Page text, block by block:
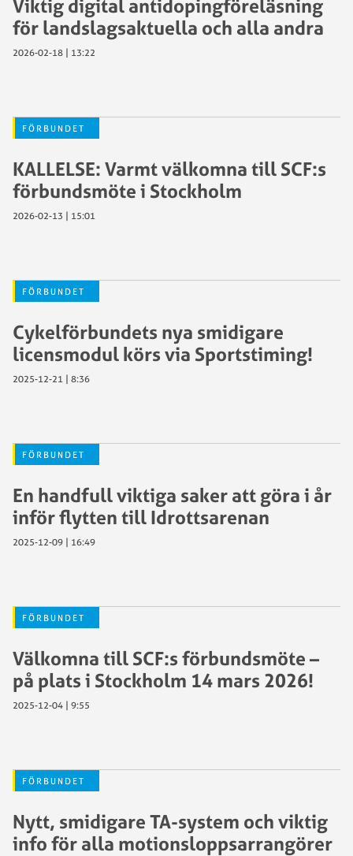
Viktig digital antidopingföreläsning
för landslagsaktuella och alla andra
2026-02-18 | 13:22
FÖRBUNDET
KALLELSE: Varmt välkomna till SCF:s
förbundsmöte i Stockholm
2026-02-13 | 15:01
FÖRBUNDET
Cykelförbundets nya smidigare
licensmodul körs via Sportstiming!
2025-12-21 | 8:36
FÖRBUNDET
En handfull viktiga saker att göra i år
inför flytten till Idrottsarenan
2025-12-09 | 16:49
FÖRBUNDET
Välkomna till SCF:s förbundsmöte –
på plats i Stockholm 14 mars 2026!
2025-12-04 | 9:55
FÖRBUNDET
Nytt, smidigare TA-system och viktig
info för alla motionsloppsarrangörer